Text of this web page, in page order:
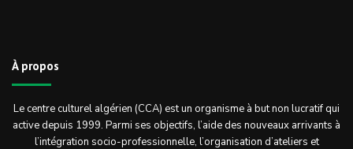
À propos
Le centre culturel algérien (CCA) est un organisme à but non lucratif qui
active depuis 1999. Parmi ses objectifs, l’aide des nouveaux arrivants à
l’intégration socio-professionnelle, l’organisation d’ateliers et